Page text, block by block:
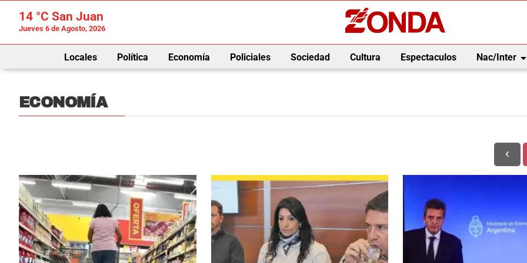
14 °C San Juan
Jueves 6 de Agosto, 2026
Locales Política Economía Policiales Sociedad Cultura Espectaculos Nac/Interarrow_drop_down
ECONOMÍA